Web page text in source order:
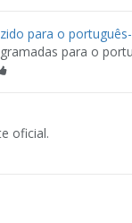
para o
para o
oficial.